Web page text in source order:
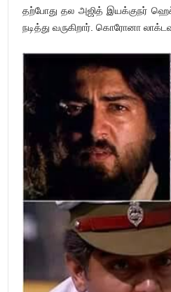
தற்போது தல அஜித் இயக்குநர் ஹெச்
நடித்து வருகிறார். கொரோனா